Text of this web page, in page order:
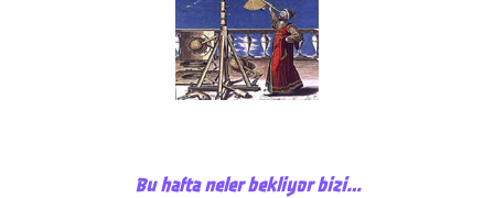
Bu hafta neler bekliyor bizi…